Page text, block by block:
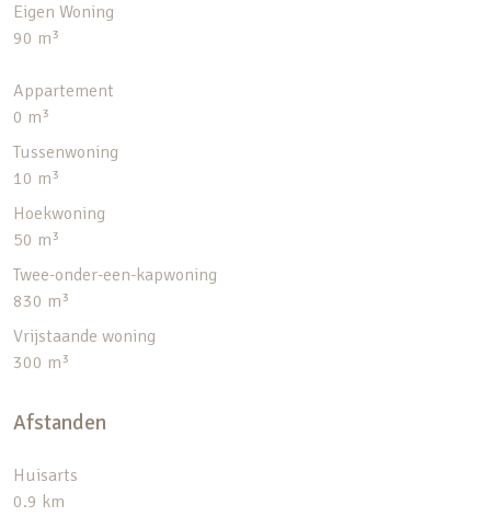
Eigen Woning
90 m³
Appartement
0 m³
Tussenwoning
10 m³
Hoekwoning
50 m³
Twee-onder-een-kapwoning
830 m³
Vrijstaande woning
300 m³
Afstanden
Huisarts
0.9 km